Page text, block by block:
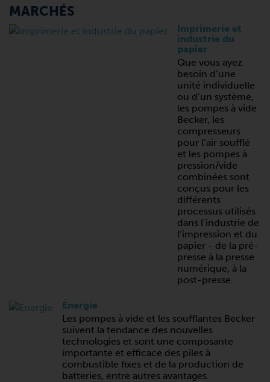
MARCHÉS
Imprimerie et
industrie du
papier
Que vous ayez
besoin d’une
unité individuelle
ou d’un système,
les pompes à vide
Becker, les
compresseurs
pour l’air soufflé
et les pompes à
pression/vide
combinées sont
conçus pour les
différents
processus utilisés
dans l’industrie de
l’impression et du
papier - de la pré-
presse à la presse
numérique, à la
post-presse.
Énergie
Les pompes à vide et les soufflantes Becker
suivent la tendance des nouvelles
technologies et sont une composante
importante et efficace des piles à
combustible fixes et de la production de
batteries, entre autres avantages.